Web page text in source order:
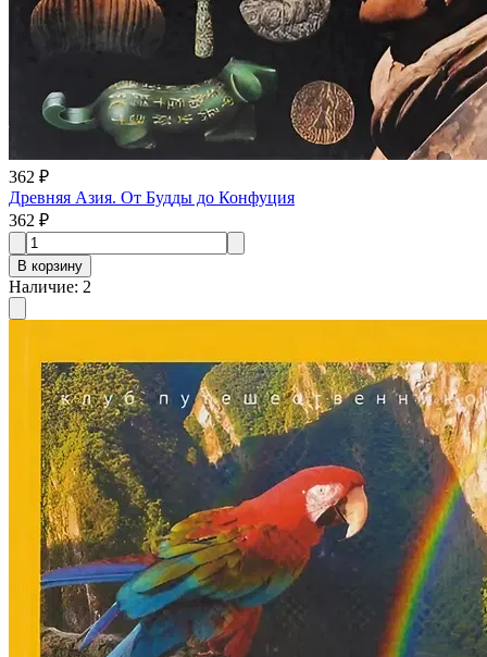
362 ₽
Древняя Азия. От Будды до Конфуция
362 ₽
В корзину
Наличие: 2